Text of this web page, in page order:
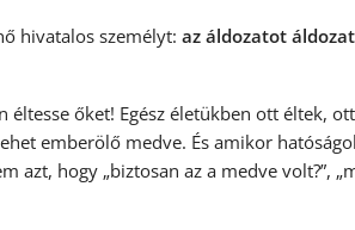
hivatalos személyt: az áldozatot
éltesse őket! Egész életükben ott éltek,
emberölő medve. És amikor
azt, hogy „biztosan az a medve volt?”,